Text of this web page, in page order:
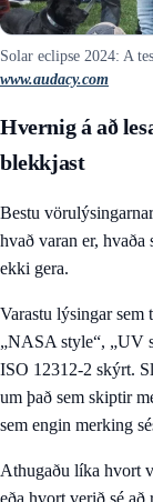
Solar eclipse 2024: A
www.audacy.com
Hvernig á að
blekkjast
Bestu
hvað varan er, hvaða
ekki gera.
Varastu lýsingar sem
„NASA style“, „UV
ISO 12312-2 skýrt.
um það sem skiptir
sem engin merking
Athugaðu líka hvort
eða hvort verið sé